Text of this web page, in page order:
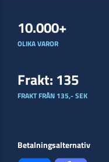
10.000+
OLIKA VAROR
Frakt: 135
FRAKT FRÅN 135,- SEK
Betalningsalternativ